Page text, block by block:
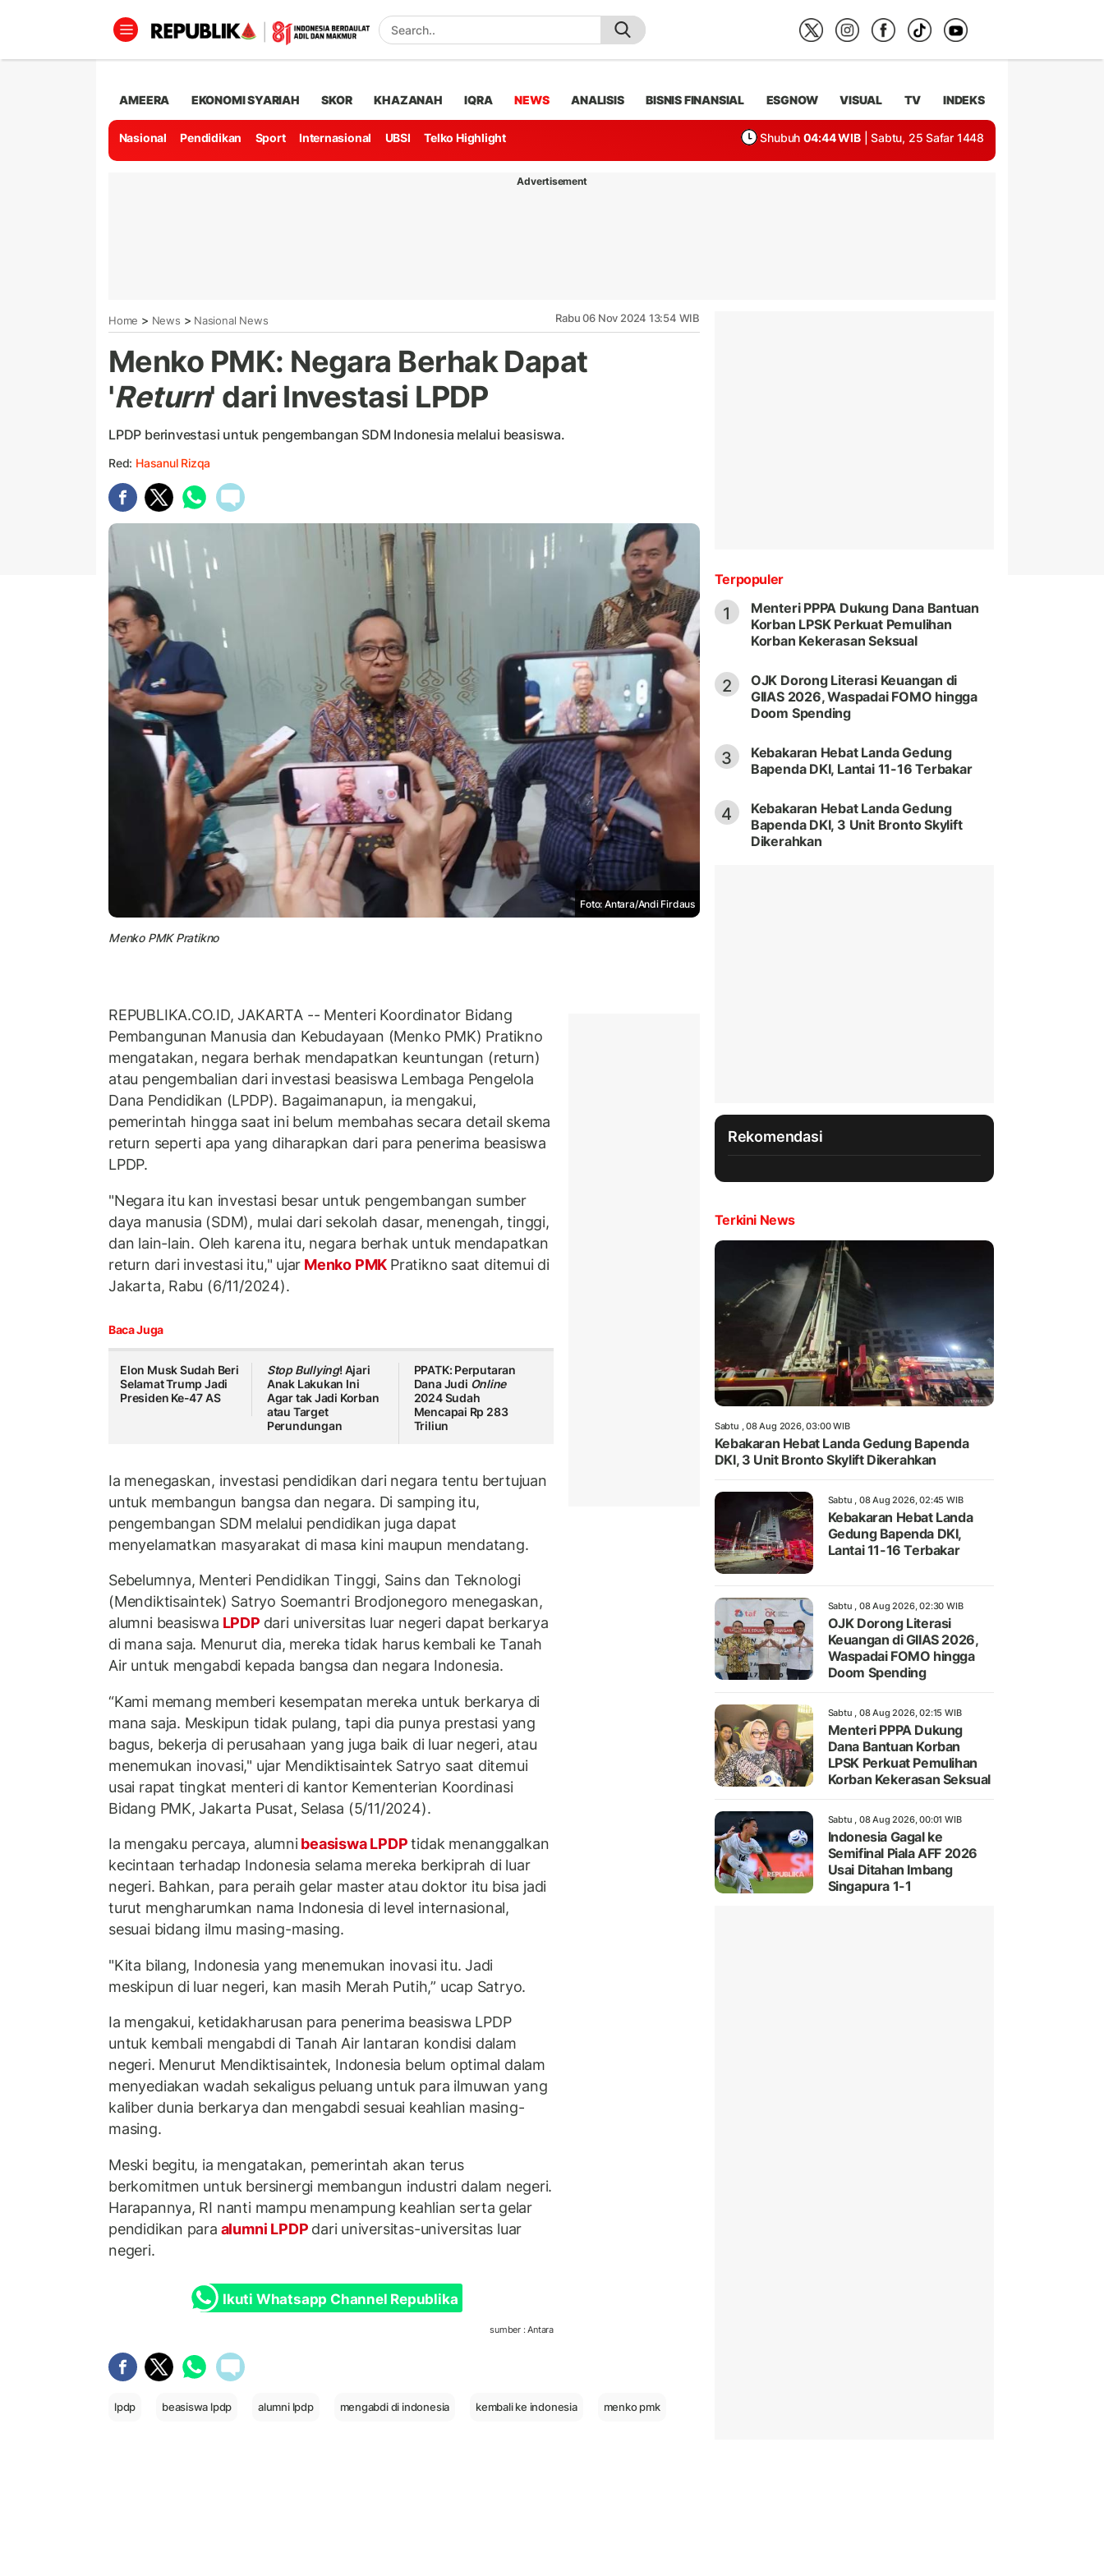
AMEERA EKONOMI SYARIAH SKOR KHAZANAH IQRA NEWS ANALISIS BISNIS FINANSIAL ESGNOW VISUAL TV INDEKS
Nasional Pendidikan Sport Internasional UBSI Telko Highlight Shubuh 04:44 WIB | Sabtu, 25 Safar 1448
Advertisement
Home > News > Nasional News Rabu 06 Nov 2024 13:54 WIB
Menko PMK: Negara Berhak Dapat
'Return' dari Investasi LPDP
LPDP berinvestasi untuk pengembangan SDM Indonesia melalui beasiswa.
Red: Hasanul Rizqa
Foto: Antara/Andi Firdaus
Menko PMK Pratikno
REPUBLIKA.CO.ID, JAKARTA -- Menteri Koordinator Bidang
Pembangunan Manusia dan Kebudayaan (Menko PMK) Pratikno
mengatakan, negara berhak mendapatkan keuntungan (return)
atau pengembalian dari investasi beasiswa Lembaga Pengelola
Dana Pendidikan (LPDP). Bagaimanapun, ia mengakui,
pemerintah hingga saat ini belum membahas secara detail skema
return seperti apa yang diharapkan dari para penerima beasiswa
LPDP.
"Negara itu kan investasi besar untuk pengembangan sumber
daya manusia (SDM), mulai dari sekolah dasar, menengah, tinggi,
dan lain-lain. Oleh karena itu, negara berhak untuk mendapatkan
return dari investasi itu," ujar Menko PMK Pratikno saat ditemui di
Jakarta, Rabu (6/11/2024).
Baca Juga
Elon Musk Sudah Beri
Selamat Trump Jadi
Presiden Ke-47 AS
Stop Bullying! Ajari
Anak Lakukan Ini
Agar tak Jadi Korban
atau Target
Perundungan
PPATK: Perputaran
Dana Judi Online
2024 Sudah
Mencapai Rp 283
Triliun
Ia menegaskan, investasi pendidikan dari negara tentu bertujuan
untuk membangun bangsa dan negara. Di samping itu,
pengembangan SDM melalui pendidikan juga dapat
menyelamatkan masyarakat di masa kini maupun mendatang.
Sebelumnya, Menteri Pendidikan Tinggi, Sains dan Teknologi
(Mendiktisaintek) Satryo Soemantri Brodjonegoro menegaskan,
alumni beasiswa LPDP dari universitas luar negeri dapat berkarya
di mana saja. Menurut dia, mereka tidak harus kembali ke Tanah
Air untuk mengabdi kepada bangsa dan negara Indonesia.
“Kami memang memberi kesempatan mereka untuk berkarya di
mana saja. Meskipun tidak pulang, tapi dia punya prestasi yang
bagus, bekerja di perusahaan yang juga baik di luar negeri, atau
menemukan inovasi," ujar Mendiktisaintek Satryo saat ditemui
usai rapat tingkat menteri di kantor Kementerian Koordinasi
Bidang PMK, Jakarta Pusat, Selasa (5/11/2024).
Ia mengaku percaya, alumnibeasiswa LPDPtidak menanggalkan
kecintaan terhadap Indonesia selama mereka berkiprah di luar
negeri. Bahkan, para peraih gelar master atau doktor itu bisa jadi
turut mengharumkan nama Indonesia di level internasional,
sesuai bidang ilmu masing-masing.
"Kita bilang, Indonesia yang menemukan inovasi itu. Jadi
meskipun di luar negeri, kan masih Merah Putih,” ucap Satryo.
Ia mengakui, ketidakharusan para penerima beasiswa LPDP
untuk kembali mengabdi di Tanah Air lantaran kondisi dalam
negeri. Menurut Mendiktisaintek, Indonesia belum optimal dalam
menyediakan wadah sekaligus peluang untuk para ilmuwan yang
kaliber dunia berkarya dan mengabdi sesuai keahlian masing-
masing.
Meski begitu, ia mengatakan, pemerintah akan terus
berkomitmen untuk bersinergi membangun industri dalam negeri.
Harapannya, RI nanti mampu menampung keahlian serta gelar
pendidikan para alumni LPDP dari universitas-universitas luar
negeri.
Ikuti Whatsapp Channel Republika
sumber : Antara
lpdp beasiswa lpdp alumni lpdp mengabdi di indonesia kembali ke indonesia menko pmk
Terpopuler
1
Menteri PPPA Dukung Dana Bantuan
Korban LPSK Perkuat Pemulihan
Korban Kekerasan Seksual
2
OJK Dorong Literasi Keuangan di
GIIAS 2026, Waspadai FOMO hingga
Doom Spending
3
Kebakaran Hebat Landa Gedung
Bapenda DKI, Lantai 11-16 Terbakar
4
Kebakaran Hebat Landa Gedung
Bapenda DKI, 3 Unit Bronto Skylift
Dikerahkan
Rekomendasi
Terkini News
Sabtu , 08 Aug 2026, 03:00 WIB
Kebakaran Hebat Landa Gedung Bapenda
DKI, 3 Unit Bronto Skylift Dikerahkan
Sabtu , 08 Aug 2026, 02:45 WIB
Kebakaran Hebat Landa
Gedung Bapenda DKI,
Lantai 11-16 Terbakar
Sabtu , 08 Aug 2026, 02:30 WIB
OJK Dorong Literasi
Keuangan di GIIAS 2026,
Waspadai FOMO hingga
Doom Spending
Sabtu , 08 Aug 2026, 02:15 WIB
Menteri PPPA Dukung
Dana Bantuan Korban
LPSK Perkuat Pemulihan
Korban Kekerasan Seksual
Sabtu , 08 Aug 2026, 00:01 WIB
Indonesia Gagal ke
Semifinal Piala AFF 2026
Usai Ditahan Imbang
Singapura 1-1